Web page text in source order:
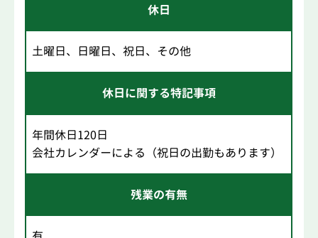
休日
土曜日、日曜日、祝日、その他
休日に関する特記事項
年間休日120日
会社カレンダーによる（祝日の出勤もあります）
残業の有無